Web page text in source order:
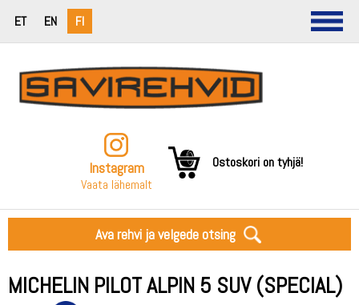
ET EN FI
Instagram
Vaata lähemalt
Ostoskori on tyhjä!
Ava rehvi ja velgede otsing
MICHELIN PILOT ALPIN 5 SUV (SPECIAL)